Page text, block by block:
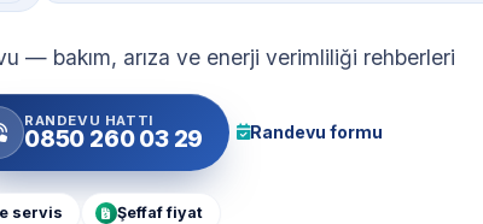
— bakım, arıza ve enerji verimliliği rehberleri
RANDEVU HATTI
0850 260 03 29 Randevu formu
servis Şeffaf fiyat